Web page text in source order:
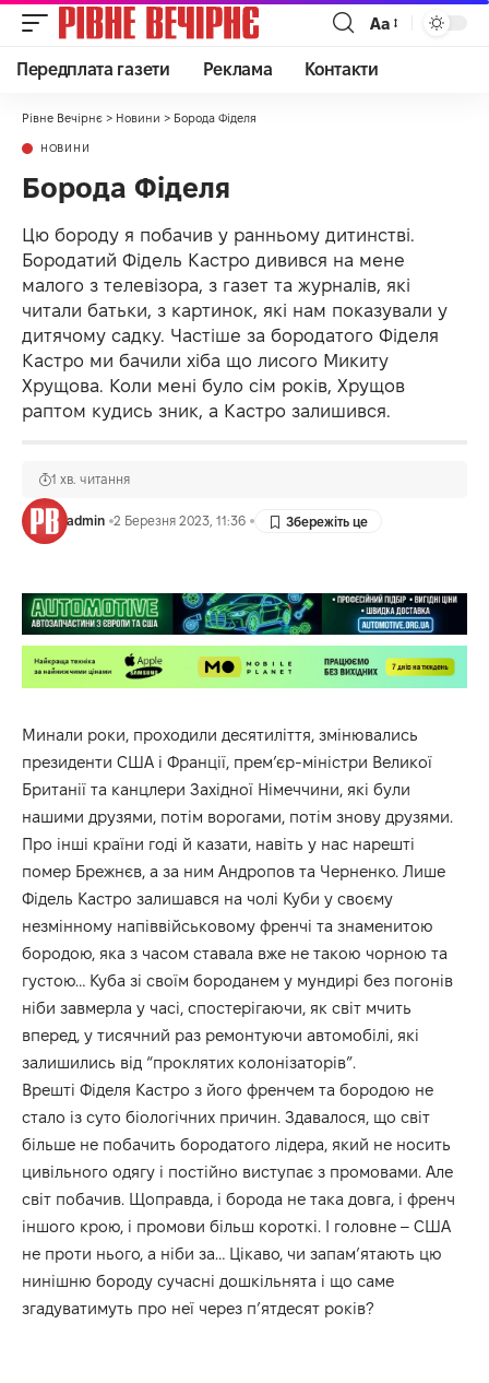
Аа
Передплата газети Реклама Контакти
Рівне Вечірнє > Новини > Борода Фіделя
НОВИНИ
Борода Фіделя
Цю бороду я побачив у ранньому дитинстві.
Бородатий Фідель Кастро дивився на мене
малого з телевізора, з газет та журналів, які
читали батьки, з картинок, які нам показували у
дитячому садку. Частіше за бородатого Фіделя
Кастро ми бачили хіба що лисого Микиту
Хрущова. Коли мені було сім років, Хрущов
раптом кудись зник, а Кастро залишився.
admin 2 Березня 2023, 11:36
1 хв. читання
Минали роки, проходили десятиліття, змінювались
президенти США і Франції, прем’єр-міністри Великої
Британії та канцлери Західної Німеччини, які були
нашими друзями, потім ворогами, потім знову друзями.
Про інші країни годі й казати, навіть у нас нарешті
помер Брежнєв, а за ним Андропов та Черненко. Лише
Фідель Кастро залишався на чолі Куби у своєму
незмінному напіввійськовому френчі та знаменитою
бородою, яка з часом ставала вже не такою чорною та
густою… Куба зі своїм бороданем у мундирі без погонів
ніби завмерла у часі, спостерігаючи, як світ мчить
вперед, у тисячний раз ремонтуючи автомобілі, які
залишились від “проклятих колонізаторів”.
Врешті Фіделя Кастро з його френчем та бородою не
стало із суто біологічних причин. Здавалося, що світ
більше не побачить бородатого лідера, який не носить
цивільного одягу і постійно виступає з промовами. Але
світ побачив. Щоправда, і борода не така довга, і френч
іншого крою, і промови більш короткі. І головне – США
не проти нього, а ніби за… Цікаво, чи запам’ятають цю
нинішню бороду сучасні дошкільнята і що саме
згадуватимуть про неї через п’ятдесят років?